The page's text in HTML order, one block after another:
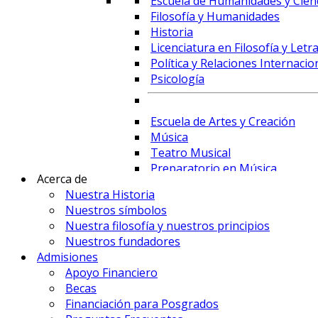
Filosofía y Humanidades
Historia
Licenciatura en Filosofía y
Política y Relaciones
Psicología
Escuela de Artes y Creación
Música
Teatro Musical
Preparatorio en Música
Prime Business School
Administración de Empresas y
Contaduría
Finanzas, Fintech y Comercio
Acerca de
Nuestra Historia
Nuestros símbolos
Nuestra filosofía y nuestros principios
Nuestros fundadores
Admisiones
Apoyo Financiero
Becas
Financiación para Posgrados